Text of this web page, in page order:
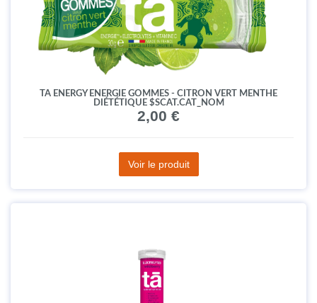
TA ENERGY ENERGIE GOMMES - CITRON VERT MENTHE
DIÉTÉTIQUE $SCAT.CAT_NOM
2,00 €
Voir le produit